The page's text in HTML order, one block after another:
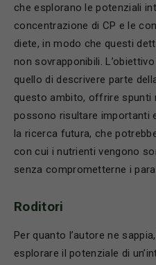
che esplorano le potenziali
concentrazione di CP e le
diete, in modo che questi
non sovrapponibili.
quello di descrivere parte
questo ambito, offrire spunti
possono risultare importanti
la ricerca futura, che
con cui i nutrienti vengono
senza comprometterne i
Roditori
Per quanto l’autore ne
esplorare il potenziale di